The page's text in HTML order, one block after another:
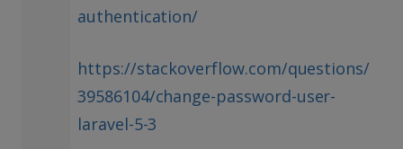
authentication/
https://stackoverflow.com/questions/
39586104/change-password-user-
laravel-5-3